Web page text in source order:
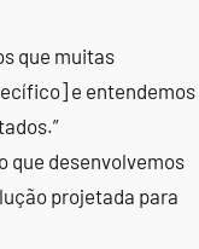
que muitas
e entendemos
que desenvolvemos
projetada para